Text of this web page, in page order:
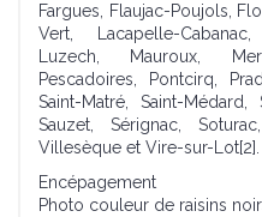
Fargues, Flaujac-Poujols,
Vert, Lacapelle-
Luzech, Mauroux,
Pescadoires, Pontcirq,
Saint-Matré, Saint-Médard,
Sauzet, Sérignac,
Villesèque et Vire-sur-Lot[2].
Encépagement
Photo couleur de raisins